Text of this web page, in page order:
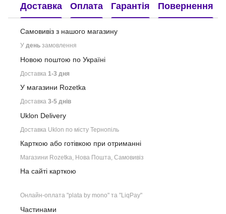
Доставка Оплата Гарантія Повернення
Самовивіз з нашого магазину
У день замовлення
Новою поштою по Україні
Доставка 1-3 дня
У магазини Rozetka
Доставка 3-5 днів
Uklon Delivery
Доставка Uklon по місту Тернопіль
Карткою або готівкою при отриманні
Магазини Rozetka, Нова Пошта, Самовивіз
На сайті карткою
Онлайн-оплата "plata by mono" та "LiqPay"
Частинами